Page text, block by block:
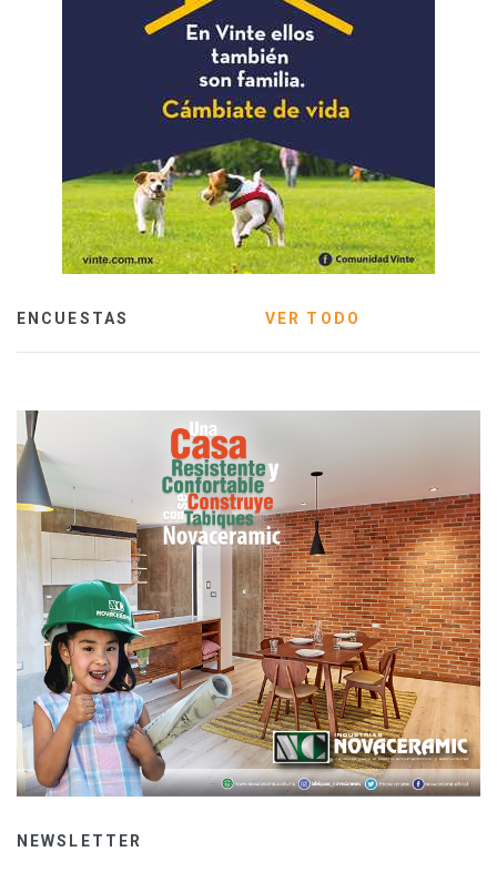
ENCUESTAS VER TODO
NEWSLETTER